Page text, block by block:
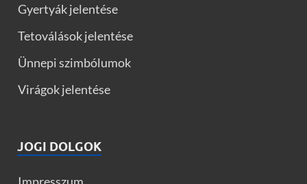
Gyertyák jelentése
Tetoválások jelentése
Ünnepi szimbólumok
Virágok jelentése
JOGI DOLGOK